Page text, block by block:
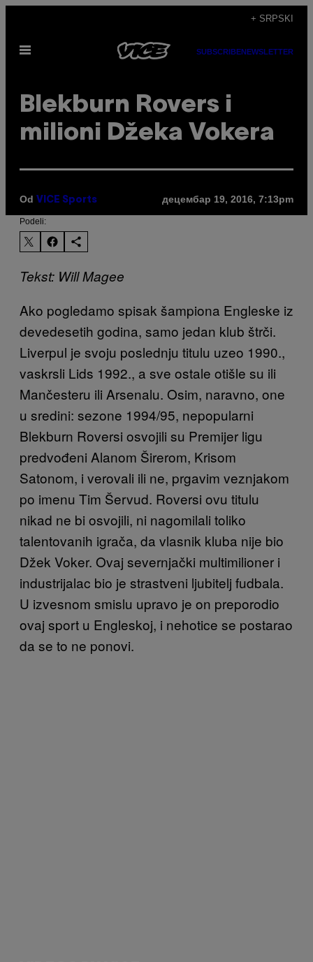
садржај
+ SRPSKI
Otvori
SUBSCRIBENEWSLETTER
​Blekburn Rovers i
milioni Džeka Vokera
Od VICE Sports децембар 19, 2016, 7:13pm
Podeli:
Tekst: Will Magee
Ako pogledamo spisak šampiona Engleske iz
devedesetih godina, samo jedan klub štrči.
Liverpul je svoju poslednju titulu uzeo 1990.,
vaskrsli Lids 1992., a sve ostale otišle su ili
Mančesteru ili Arsenalu. Osim, naravno, one
u sredini: sezone 1994/95, nepopularni
Blekburn Roversi osvojili su Premijer ligu
predvođeni Alanom Širerom, Krisom
Satonom, i verovali ili ne, prgavim veznjakom
po imenu Tim Šervud. Roversi ovu titulu
nikad ne bi osvojili, ni nagomilali toliko
talentovanih igrača, da vlasnik kluba nije bio
Džek Voker. Ovaj severnjački multimilioner i
industrijalac bio je strastveni ljubitelj fudbala.
U izvesnom smislu upravo je on preporodio
ovaj sport u Engleskoj, i nehotice se postarao
da se to ne ponovi.